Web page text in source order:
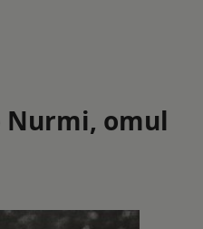
Nurmi, omul